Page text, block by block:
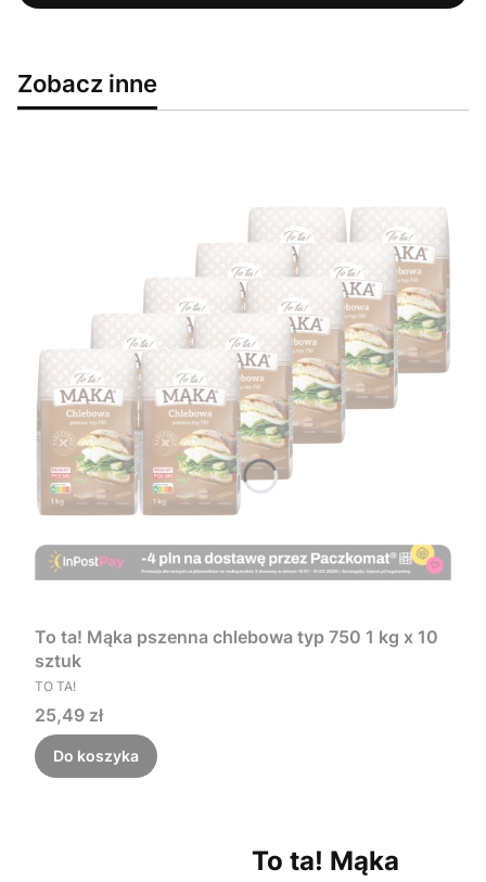
Zobacz inne
To ta! Mąka pszenna chlebowa typ 750 1 kg x 10
sztuk
PRODUCENT
TO TA!
Cena
25,49 zł
Do koszyka
To ta! Mąka